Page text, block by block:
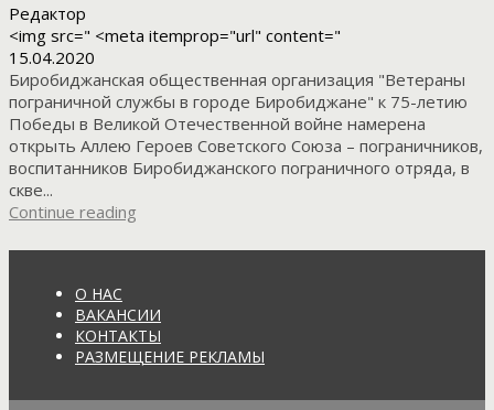
Редактор
<img src=" <meta itemprop="url" content="
15.04.2020
Биробиджанская общественная организация "Ветераны
пограничной службы в городе Биробиджане" к 75-летию
Победы в Великой Отечественной войне намерена
открыть Аллею Героев Советского Союза – пограничников,
воспитанников Биробиджанского пограничного отряда, в
скве...
Continue reading
О НАС
ВАКАНСИИ
КОНТАКТЫ
РАЗМЕЩЕНИЕ РЕКЛАМЫ